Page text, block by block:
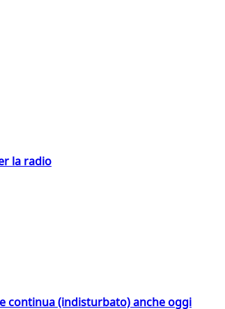
la radio
continua (indisturbato) anche oggi